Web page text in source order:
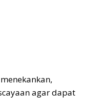
agar dapat